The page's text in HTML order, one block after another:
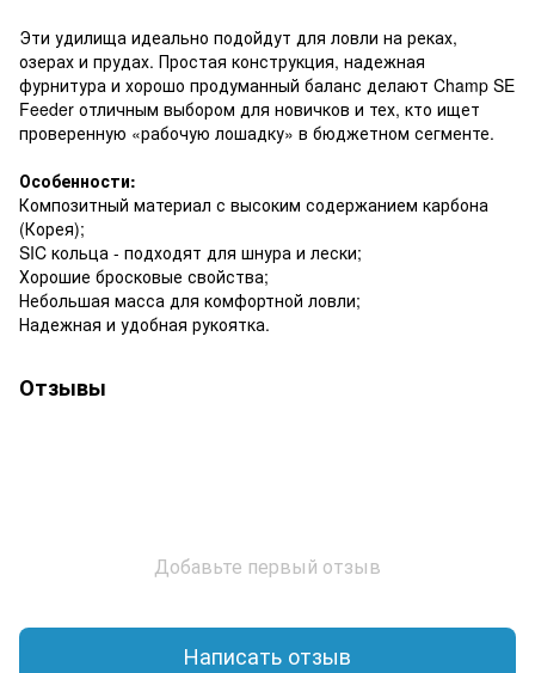
Эти удилища идеально подойдут для ловли на реках,
озерах и прудах. Простая конструкция, надежная
фурнитура и хорошо продуманный баланс делают Champ SE
Feeder отличным выбором для новичков и тех, кто ищет
проверенную «рабочую лошадку» в бюджетном сегменте.
Особенности:
Композитный материал с высоким содержанием карбона
(Корея);
SIC кольца - подходят для шнура и лески;
Хорошие бросковые свойства;
Небольшая масса для комфортной ловли;
Надежная и удобная рукоятка.
Отзывы
Добавьте первый отзыв
Написать отзыв